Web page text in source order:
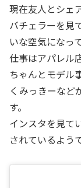
現在友人とシェ
バチェラーを見
いな空気になっ
仕事はアパレル
ちゃんとモデル
くみっきーなど
す。
インスタを見て
されているよう